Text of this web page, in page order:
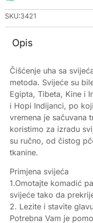
SKU:3421
Opis
Čišćenje uha sa
metoda. Svijeće su
Egipta, Tibeta, Kine i
i Hopi Indijanci, po
vremena je sačuvana
koristimo za izradu
su ručno, od čistog
tkanine.
Primjena svijeća
1.Omotajte komadić
svijeće tako da
2. Lezite i stavite
Potrebna Vam je